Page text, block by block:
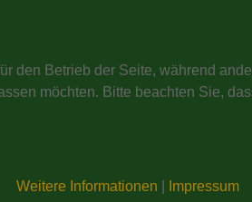
den Betrieb der Seite, während
möchten. Bitte beachten Sie,
Weitere Informationen
Impressum